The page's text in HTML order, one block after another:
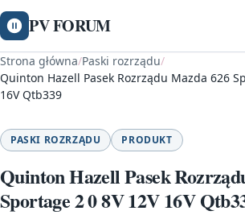
PV FORUM
Strona główna/Paski rozrządu/
Quinton Hazell Pasek Rozrządu Mazda 626
16V Qtb339
PASKI ROZRZĄDU PRODUKT
Quinton Hazell Pasek
Sportage 2 0 8V 12V 16V